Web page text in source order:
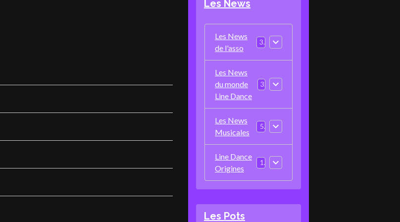
Les News
Les News
de l'asso
3
Les News
du monde
Line Dance
3
Les News
Musicales
5
Line Dance
Origines
1
Les Pots